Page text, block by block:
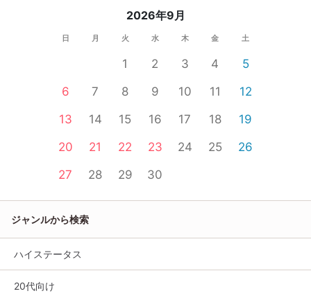
2026年9月
日 月 火 水 木 金 土
1 2 3 4
5
6
7 8 9 10 11
12
13
14 15 16 17 18
19
20
21 22 23 24 25
26
27
28 29 30
ジャンルから検索
ハイステータス
20代向け